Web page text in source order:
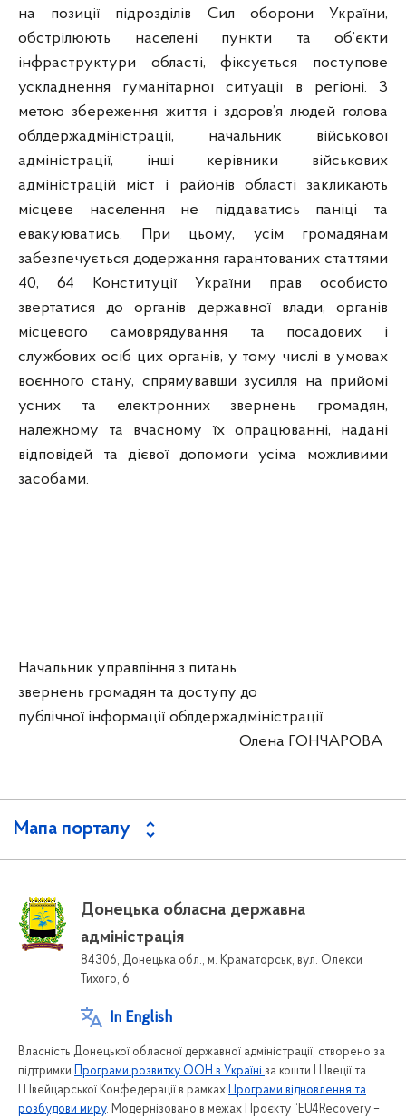
на позиції підрозділів Сил оборони України,
обстрілюють населені пункти та об’єкти
інфраструктури області, фіксується поступове
ускладнення гуманітарної ситуації в регіоні. З
метою збереження життя і здоров’я людей голова
облдержадміністрації, начальник військової
адміністрації, інші керівники військових
адміністрацій міст і районів області закликають
місцеве населення не піддаватись паніці та
евакуюватись. При цьому, усім громадянам
забезпечується додержання гарантованих статтями
40, 64 Конституції України прав особисто
звертатися до органів державної влади, органів
місцевого самоврядування та посадових і
службових осіб цих органів, у тому числі в умовах
воєнного стану, спрямувавши зусилля на прийомі
усних та електронних звернень громадян,
належному та вчасному їх опрацюванні, надані
відповідей та дієвої допомоги усіма можливими
засобами.
Начальник управління з питань
звернень громадян та доступу до
публічної інформації облдержадміністрації
Олена ГОНЧАРОВА
Мапа порталу
Донецька обласна державна
адміністрація
84306, Донецька обл., м. Краматорськ, вул. Олекси
Тихого, 6
In English
Власність Донецької обласної державної адміністрації, створено за
підтримки Програми розвитку ООН в Україні за кошти Швеції та
Швейцарської Конфедерації в рамках Програми відновлення та
розбудови миру. Модернізовано в межах Проєкту “EU4Recovery –